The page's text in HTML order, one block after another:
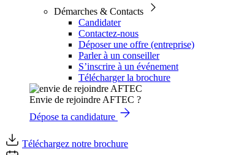
Démarches & Contacts
Candidater
Contactez-nous
Déposer une offre (entreprise)
Parler à un conseiller
S’inscrire à un événement
Télécharger la brochure
Envie de rejoindre AFTEC ?
Dépose ta candidature
Téléchargez notre brochure